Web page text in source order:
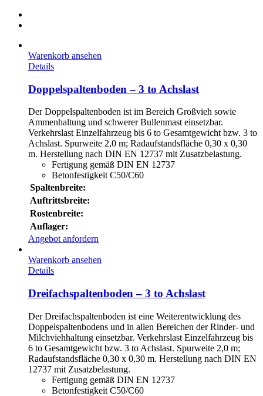
Warenkorb ansehen
Details
Doppelspaltenboden – 3 to Achslast
Der Doppelspaltenboden ist im Bereich Großvieh sowie
Ammenhaltung und schwerer Bullenmast einsetzbar.
Verkehrslast Einzelfahrzeug bis 6 to Gesamtgewicht bzw. 3 to
Achslast. Spurweite 2,0 m; Radaufstandsfläche 0,30 x 0,30
m. Herstellung nach DIN EN 12737 mit Zusatzbelastung.
Fertigung gemäß DIN EN 12737
Betonfestigkeit C50/C60
Spaltenbreite:
Auftrittsbreite:
Rostenbreite:
Auflager:
Angebot anfordern
Warenkorb ansehen
Details
Dreifachspaltenboden – 3 to Achslast
Der Dreifachspaltenboden ist eine Weiterentwicklung des
Doppelspaltenbodens und in allen Bereichen der Rinder- und
Milchviehhaltung einsetzbar. Verkehrslast Einzelfahrzeug bis
6 to Gesamtgewicht bzw. 3 to Achslast. Spurweite 2,0 m;
Radaufstandsfläche 0,30 x 0,30 m. Herstellung nach DIN EN
12737 mit Zusatzbelastung.
Fertigung gemäß DIN EN 12737
Betonfestigkeit C50/C60